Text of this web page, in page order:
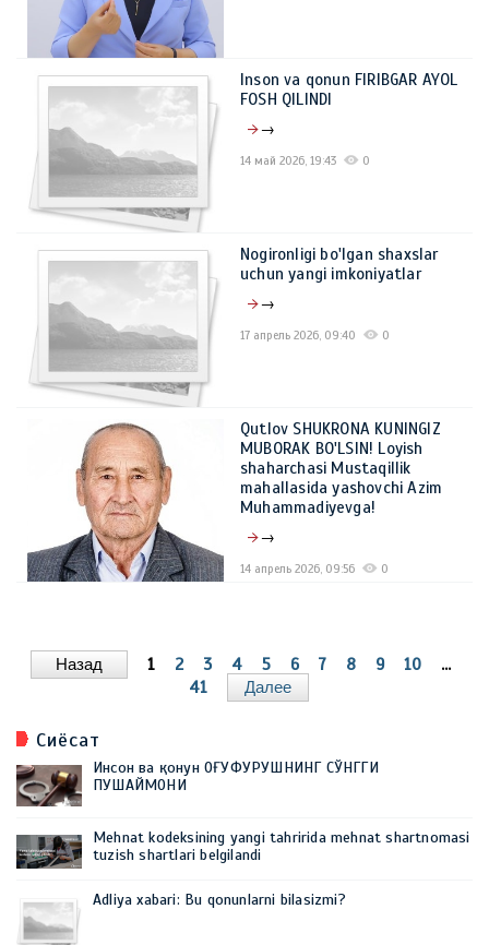
Inson va qonun FIRIBGAR AYOL
FOSH QILINDI
→
14 май 2026, 19:43 0
Nogironligi bo'lgan shaxslar
uchun yangi imkoniyatlar
→
17 апрель 2026, 09:40 0
Qutlov SHUKRONA KUNINGIZ
MUBORAK BO'LSIN! Loyish
shaharchasi Mustaqillik
mahallasida yashovchi Azim
Muhammadiyevga!
→
14 апрель 2026, 09:56 0
Назад 1 2 3 4 5 6 7 8 9 10
...
41
Далее
Сиёсат
Инсон ва қонун ОҒУФУРУШНИНГ СЎНГГИ
ПУШАЙМОНИ
Mehnat kodeksining yangi tahririda mehnat shartnomasi
tuzish shartlari belgilandi
Adliya xabari: Bu qonunlarni bilasizmi?